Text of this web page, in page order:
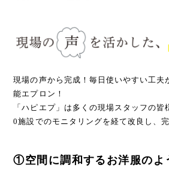
現場の声から完成！毎日使いやすい工夫
能エプロン！
「ハピエプ」は多くの現場スタッフの
0施設でのモニタリングを経て改良し、
①空間に調和するお洋服のよ